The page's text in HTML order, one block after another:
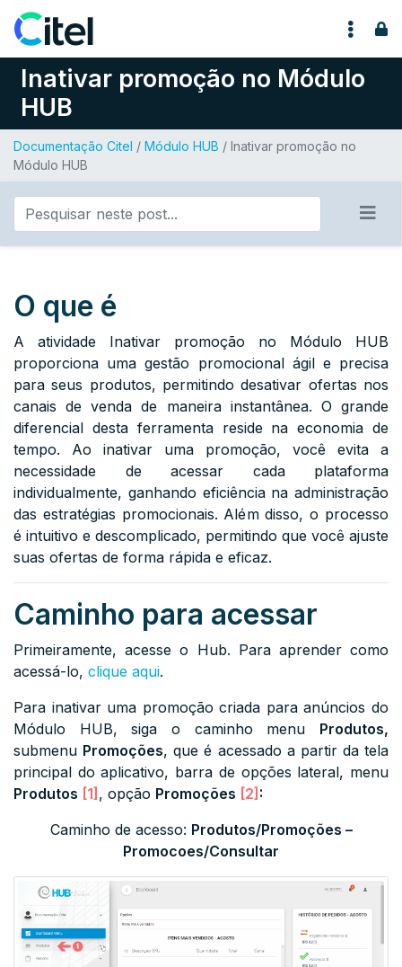
Pular para o conteúdo
Inativar promoção no Módulo
HUB
Documentação Citel / Módulo HUB / Inativar promoção no
Módulo HUB
O que é
A atividade Inativar promoção no Módulo HUB
proporciona uma gestão promocional ágil e precisa
para seus produtos, permitindo desativar ofertas nos
canais de venda de maneira instantânea. O grande
diferencial desta ferramenta reside na economia de
tempo. Ao inativar uma promoção, você evita a
necessidade de acessar cada plataforma
individualmente, ganhando eficiência na administração
das estratégias promocionais. Além disso, o processo
é intuitivo e descomplicado, permitindo que você ajuste
suas ofertas de forma rápida e eficaz.
Caminho para acessar
Primeiramente, acesse o Hub. Para aprender como
acessá-lo, clique aqui.
Para inativar uma promoção criada para anúncios do
Módulo HUB, siga o caminho menu Produtos,
submenu Promoções, que é acessado a partir da tela
principal do aplicativo, barra de opções lateral, menu
Produtos [1] , opção Promoções [2] :
Caminho de acesso: Produtos/Promoções –
Promocoes/Consultar